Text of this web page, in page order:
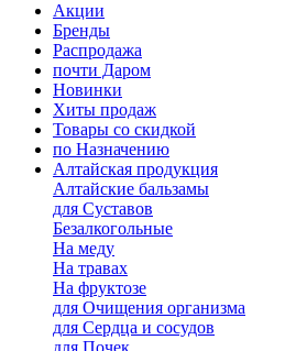
Акции
Бренды
Распродажа
почти Даром
Новинки
Хиты продаж
Товары со скидкой
по Назначению
Алтайская продукция
Алтайские бальзамы
для Суставов
Безалкогольные
На меду
На травах
На фруктозе
для Очищения организма
для Сердца и сосудов
для Почек